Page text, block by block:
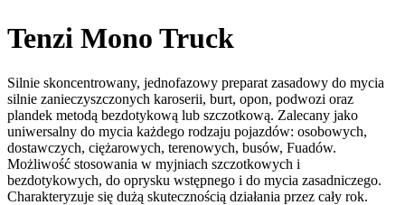
Tenzi Mono Truck
Silnie skoncentrowany, jednofazowy preparat zasadowy do mycia
silnie zanieczyszczonych karoserii, burt, opon, podwozi oraz
plandek metodą bezdotykową lub szczotkową. Zalecany jako
uniwersalny do mycia każdego rodzaju pojazdów: osobowych,
dostawczych, ciężarowych, terenowych, busów, Fuadów.
Możliwość stosowania w myjniach szczotkowych i
bezdotykowych, do oprysku wstępnego i do mycia zasadniczego.
Charakteryzuje się dużą skutecznością działania przez cały rok.